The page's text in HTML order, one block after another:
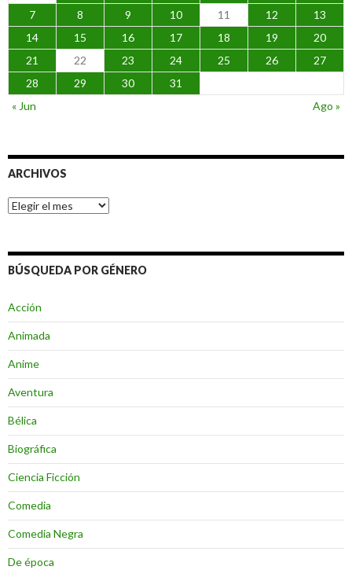
7
8 9 10 11 12
13
14
15 16 17 18 19
20
21
22 23 24 25 26
27
28
29 30
31
« Jun
Ago »
ARCHIVOS
Archivos
BÚSQUEDA POR GÉNERO
Acción
Animada
Anime
Aventura
Bélica
Biográfica
Ciencia Ficción
Comedia
Comedia Negra
De época